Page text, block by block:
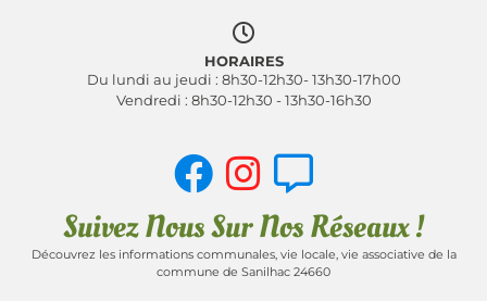
HORAIRES
Du lundi au jeudi : 8h30-12h30- 13h30-17h00
Vendredi : 8h30-12h30 - 13h30-16h30
Suivez Nous Sur Nos Réseaux !
Découvrez les informations communales, vie locale, vie associative de la
commune de Sanilhac 24660